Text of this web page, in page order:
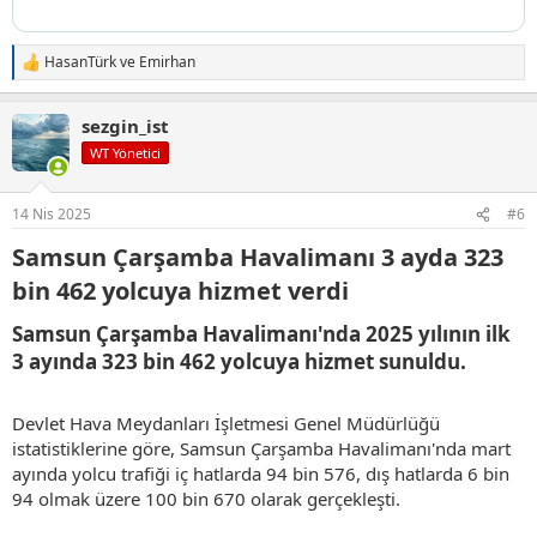
T
e
k
i
l
:
HasanTürkve Emirhan
sezgin_ist
WT Yönetici
14 Nis 2025 #6
Samsun Çarşamba Havalimanı 3 ayda 323
bin 462 yolcuya hizmet verdi​
Samsun Çarşamba Havalimanı'nda 2025 yılının ilk
3 ayında 323 bin 462 yolcuya hizmet sunuldu.​
Devlet Hava Meydanları İşletmesi Genel Müdürlüğü
istatistiklerine göre, Samsun Çarşamba Havalimanı'nda mart
ayında yolcu trafiği iç hatlarda 94 bin 576, dış hatlarda 6 bin
94 olmak üzere 100 bin 670 olarak gerçekleşti.